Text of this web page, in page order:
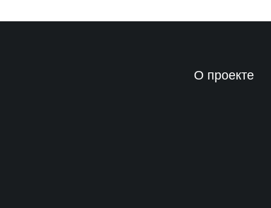
О проекте